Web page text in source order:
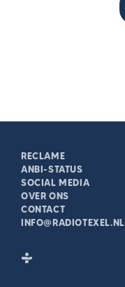
RECLAME
ANBI-STATUS
SOCIAL MEDIA
OVER ONS
CONTACT
INFO@RADIOTEXEL.NL